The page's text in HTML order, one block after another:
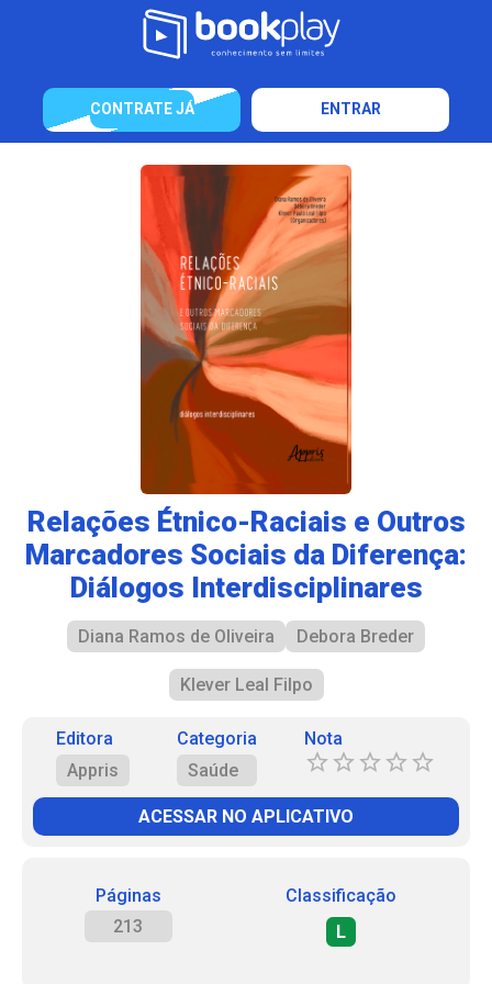
CONTRATE JÁ ENTRAR
Relações Étnico-Raciais e Outros
Marcadores Sociais da Diferença:
Diálogos Interdisciplinares
Diana Ramos de Oliveira Debora Breder
Klever Leal Filpo
Editora
Appris
Categoria
Saúde
Nota
ACESSAR NO APLICATIVO
Páginas
213
Classificação
L